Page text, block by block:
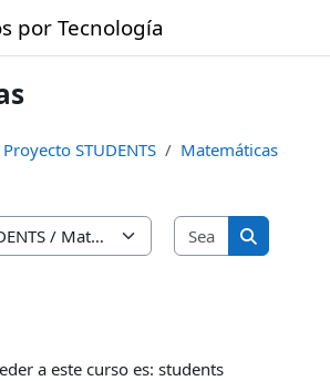
por Tecnología
Proyecto STUDENTS Matemáticas
Search
Search
a este curso es: students